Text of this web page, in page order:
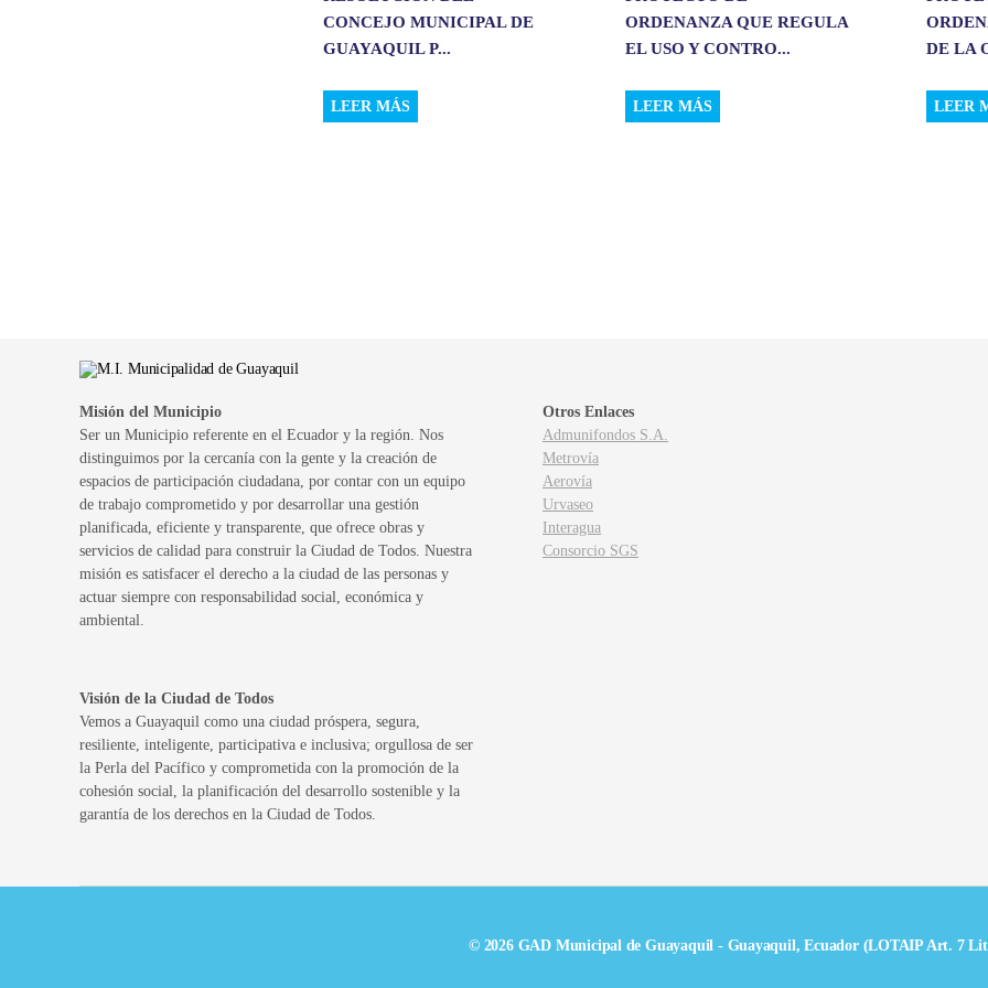
CONCEJO MUNICIPAL DE
GUAYAQUIL P...
LEER MÁS
ORDENANZA QUE REGULA
EL USO Y CONTRO...
LEER MÁS
DE LA
LEER
Misión del Municipio
Ser un Municipio referente en el Ecuador y la región. Nos
distinguimos por la cercanía con la gente y la creación de
espacios de participación ciudadana, por contar con un equipo
de trabajo comprometido y por desarrollar una gestión
planificada, eficiente y transparente, que ofrece obras y
servicios de calidad para construir la Ciudad de Todos. Nuestra
misión es satisfacer el derecho a la ciudad de las personas y
actuar siempre con responsabilidad social, económica y
ambiental.
Visión de la Ciudad de Todos
Vemos a Guayaquil como una ciudad próspera, segura,
resiliente, inteligente, participativa e inclusiva; orgullosa de ser
la Perla del Pacífico y comprometida con la promoción de la
cohesión social, la planificación del desarrollo sostenible y la
garantía de los derechos en la Ciudad de Todos.
Otros Enlaces
Admunifondos S.A.
Metrovía
Aerovía
Urvaseo
Interagua
Consorcio SGS
© 2026 GAD Municipal de Guayaquil - Guayaquil, Ecuador (LOTAIP Art. 7